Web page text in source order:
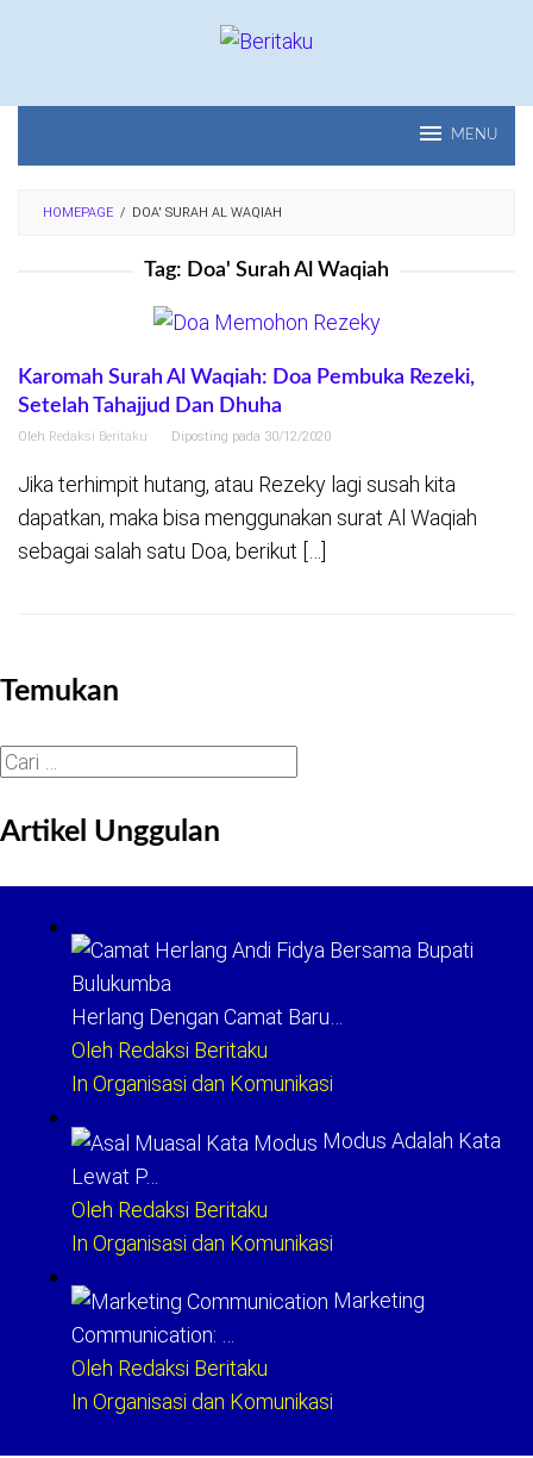
MENU
HOMEPAGE / DOA' SURAH AL WAQIAH
Tag: Doa' Surah Al Waqiah
Karomah Surah Al Waqiah: Doa Pembuka Rezeki,
Setelah Tahajjud Dan Dhuha
Oleh Redaksi Beritaku Diposting pada 30/12/2020
Jika terhimpit hutang, atau Rezeky lagi susah kita
dapatkan, maka bisa menggunakan surat Al Waqiah
sebagai salah satu Doa, berikut […]
Temukan
Cari
Artikel Unggulan
Herlang Dengan Camat Baru…
Oleh Redaksi Beritaku
In Organisasi dan Komunikasi
Modus Adalah Kata
Lewat P…
Oleh Redaksi Beritaku
In Organisasi dan Komunikasi
Marketing
Communication: …
Oleh Redaksi Beritaku
In Organisasi dan Komunikasi